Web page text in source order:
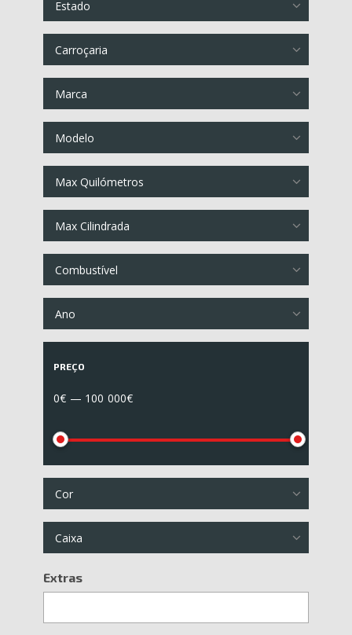
Estado
Carroçaria
Marca
Modelo
Max Quilómetros
Max Cilindrada
Combustível
Ano
PREÇO
0€ — 100 000€
Cor
Caixa
Extras